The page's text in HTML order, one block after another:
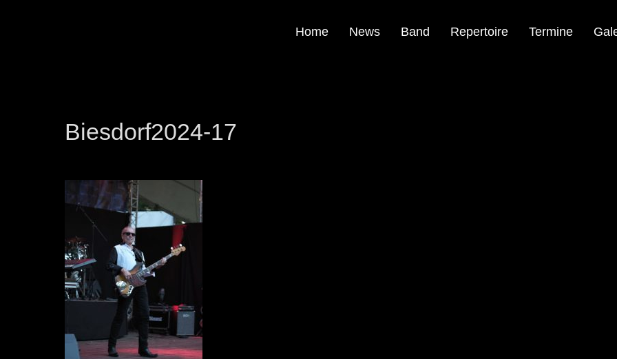
Home News Band Repertoire Termine
Biesdorf2024-17